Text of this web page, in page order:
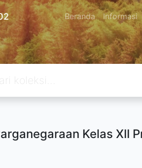
Beranda Informasi
Kelas XII